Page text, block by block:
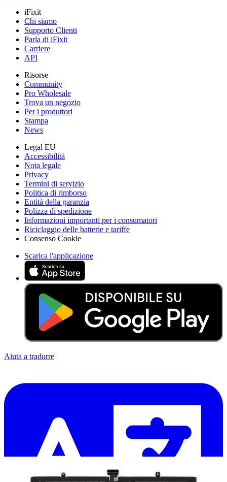
iFixit
Chi siamo
Supporto Clienti
Parla di iFixit
Carriere
API
Risorse
Community
Pro Wholesale
Trova un negozio
Per i produttori
Stampa
News
Legal EU
Accessibilità
Nota legale
Privacy
Termini di servizio
Politica di rimborso
Entità della garanzia
Polizza di spedizione
Informazioni importanti per i consumatori
Riciclaggio delle batterie e tariffe
Consenso Cookie
Scarica l'applicazione
Aiuta a tradurre